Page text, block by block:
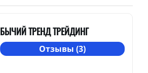
БЫЧИЙ ТРЕНД ТРЕЙДИНГ
Отзывы (3)